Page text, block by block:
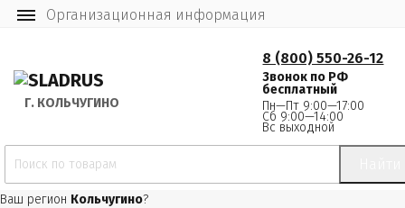
Организационная информация
Г. КОЛЬЧУГИНО
8 (800) 550-26-12
Звонок по РФ
бесплатный
Пн—Пт 9:00—17:00
Сб 9:00—14:00
Вс выходной
Ваш регион Кольчугино?